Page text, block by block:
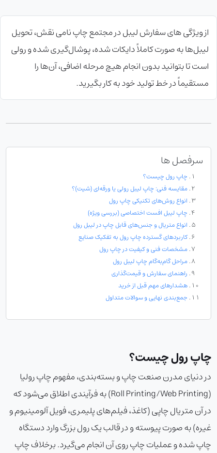
از ويژگی های سفارش لیبل در مجتمع چاپ نامی نقش، تحویل
لیبل‌ها به صورت کاملاً دایکات‌ شده، پوشال‌گیری ‌شده و رولی
است تا بتوانید بدون انجام هیچ مرحله اضافی، آن‌ها را
مستقیماً در خط تولید خود به کار بگیرید.
چاپ رول چیست؟
در دنیای مدرن صنعت چاپ و بسته‌بندی، مفهومچاپ رولیا
(Roll Printing/Web Printing) به فرآیندی اطلاق می‌شود که
در آن متریال چاپی (کاغذ، فیلم‌های پلیمری، فویل آلومینیوم و
غیره) به صورت پیوسته و در قالب یک رول بزرگ وارد دستگاه
چاپ شده و عملیات چاپ روی آن انجام می‌گیرد. برخلاف چاپ
سرفصل ها
چاپ رول چیست؟
مقایسه فنی: چاپ لیبل رولی یا ورقه‌ای (شیت)؟
انواع روش‌های تکنیکی چاپ رول
چاپ لیبل افست اختصاصی (بررسی ویژه)
انواع متریال و جنس‌های قابل چاپ در لیبل رول
کاربردهای گسترده چاپ رول به تفکیک صنایع
مشخصات فنی و کیفیت در چاپ رول
مراحل گام‌به‌گام چاپ لیبل رول
راهنمای سفارش و قیمت‌گذاری
هشدارهای مهم قبل از خرید
جمع‌بندی نهایی و سوالات متداول